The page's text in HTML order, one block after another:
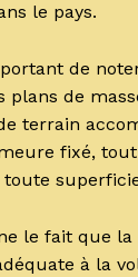
le pays.
de
plans de
terrain
fixé,
le fait que
à la